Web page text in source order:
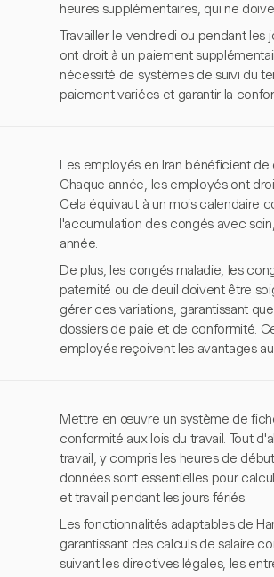
heures supplémentaires, qui ne
Travailler le vendredi ou pendant
ont droit à un paiement
nécessité de systèmes de suivi du
paiement variées et garantir la
Les employés en Iran bénéficient
Chaque année, les employés ont
Cela équivaut à un mois calendaire
l'accumulation des congés avec
année.
De plus, les congés maladie, les
paternité ou de deuil doivent être
gérer ces variations, garantissant
dossiers de paie et de conformité.
employés reçoivent les avantages
Mettre en œuvre un système de
conformité aux lois du travail. Tout
travail, y compris les heures de
données sont essentielles pour
et travail pendant les jours fériés.
Les fonctionnalités adaptables de
garantissant des calculs de salaire
suivant les directives légales, les